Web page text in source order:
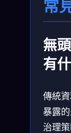
常
無
有
傳統
暴露
治理